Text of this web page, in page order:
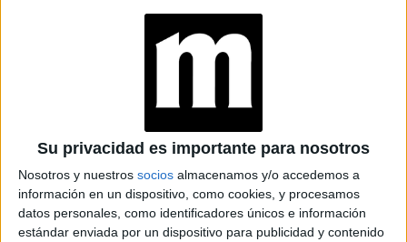
Su privacidad es importante para nosotros
Nosotros y nuestros socios almacenamos y/o accedemos a
información en un dispositivo, como cookies, y procesamos
datos personales, como identificadores únicos e información
estándar enviada por un dispositivo para publicidad y contenido
Caras Noticias
Weekend Parabrisas
Look
Luz Mía Lunateen Break BATimes
© Perfil.com 2006-2019 - Todos los derechos reservados
Registro de Propiedad Intelectual: Nro. 5346433